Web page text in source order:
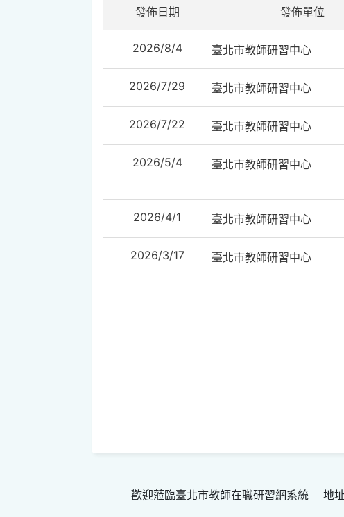
發佈日期 發佈單位
2026/8/4 臺北市教師研習中心
2026/7/29 臺北市教師研習中心
2026/7/22 臺北市教師研習中心
2026/5/4 臺北市教師研習中心
2026/4/1 臺北市教師研習中心
2026/3/17 臺北市教師研習中心
歡迎蒞臨臺北市教師在職研習網系統 地